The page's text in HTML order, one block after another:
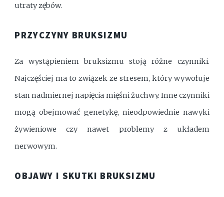
utraty zębów.
PRZYCZYNY BRUKSIZMU
Za wystąpieniem bruksizmu stoją różne czynniki.
Najczęściej ma to związek ze stresem, który wywołuje
stan nadmiernej napięcia mięśni żuchwy. Inne czynniki
mogą obejmować genetykę, nieodpowiednie nawyki
żywieniowe czy nawet problemy z układem
nerwowym.
OBJAWY I SKUTKI BRUKSIZMU